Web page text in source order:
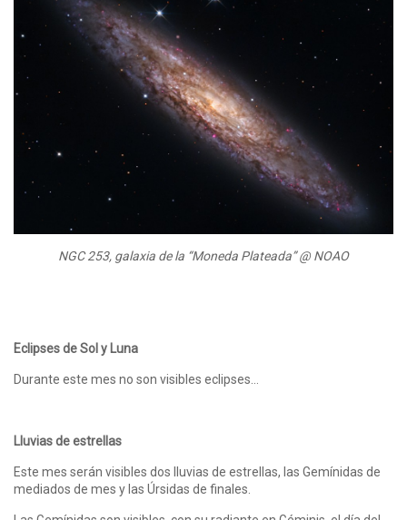
NGC 253, galaxia de la “Moneda Plateada” @ NOAO
Eclipses de Sol y Luna
Durante este mes no son visibles eclipses…
Lluvias de estrellas
Este mes serán visibles dos lluvias de estrellas, las Gemínidas de
mediados de mes y las Úrsidas de finales.